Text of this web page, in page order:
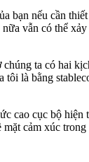
bạn nếu cần
vẫn có thể
ta có hai
là bằng
cao cục bộ hiện
cảm xúc trong